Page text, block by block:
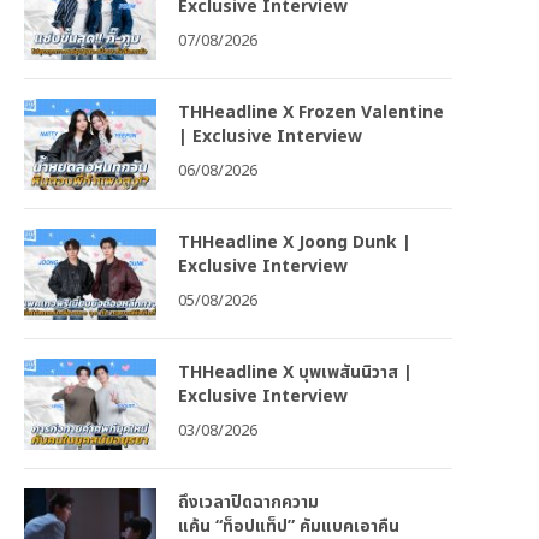
Exclusive Interview
07/08/2026
THHeadline X Frozen Valentine
| Exclusive Interview
06/08/2026
THHeadline X Joong Dunk |
Exclusive Interview
05/08/2026
THHeadline X บุพเพสันนิวาส |
Exclusive Interview
03/08/2026
ถึงเวลาปิดฉากความ
แค้น “ท็อปแท็ป” คัมแบคเอาคืน